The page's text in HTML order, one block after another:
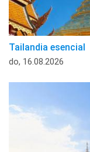
Tailandia esencial
do, 16.08.2026